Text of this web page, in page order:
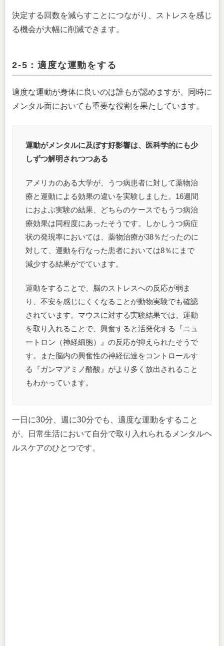
決定する回数を減らすことにつながり、ストレスを感じ
る機会が大幅に削減できます。
2-5：適度な運動をする
適度な運動が身体に良いのは誰もが認めますが、同時に
メンタル面においても重要な役割を果たしています。
運動がメンタルに及ぼす好影響は、医科学的にも少
しずつ解明されつつある
アメリカのある大学が、うつ病患者に対して薬物治
療と運動による効果の違いを実験しました。16週間
におよぶ実験の結果、どちらのケースでもうつ病治
療効果は同程度にあったそうです。しかしうつ病症
状の発現率においては、薬物治療が38％だったのに
対して、運動を行なった患者においては8％にまで
減少する結果がでています。
運動をすることで、脳のストレスへの反応が弱ま
り、不安を感じにくくなることが動物実験でも確認
されています。マウスに対する実験結果では、運動
を取り入れることで、興奮すると活発化する『ニュ
ートロン（神経細胞）』の反応が抑えられたそうで
す。また脳内の興奮性の神経伝達をコントロールす
る『ガンマアミノ酪酸』がより多く放出されること
もわかっています。
一日に30分、週に30分でも、適度な運動をすること
が、日常生活において自分で取り入れられるメンタルヘ
ルスケアのひとつです。